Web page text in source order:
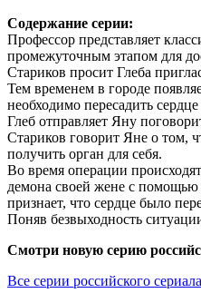
Содержание серии:
Профессор представляет
промежуточным этапом для
Стариков просит Глеба
Тем временем в городе
необходимо пересадить
Глеб отправляет Яну
Стариков говорит Яне о том,
получить орган для себя.
Во время операции
демона своей жене с помощью
признает, что сердце было
Поняв безвыходность
Смотри новую серию
Все серии российского